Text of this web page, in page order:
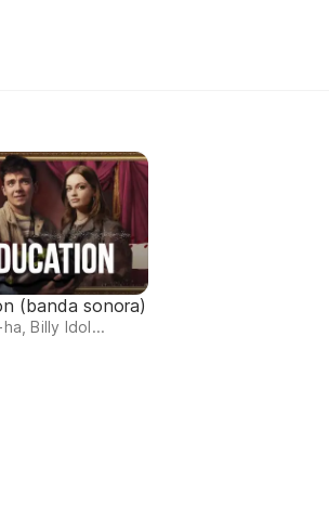
(banda sonora)
Billy Idol...